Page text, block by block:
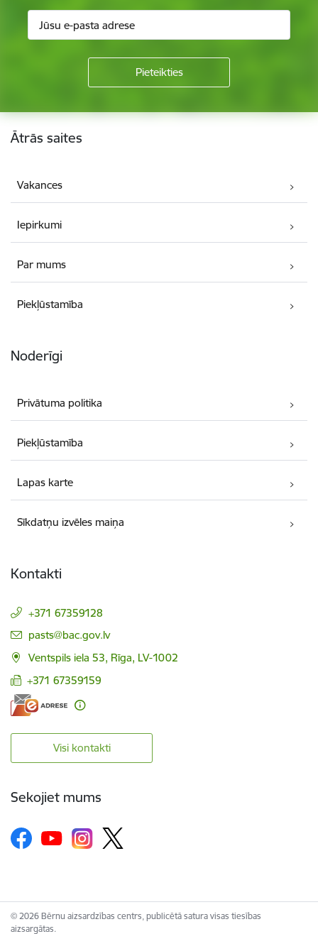
Kājene
Ātrās saites
Vakances
Iepirkumi
Par mums
Piekļūstamība
Noderīgi
Privātuma politika
Piekļūstamība
Lapas karte
Sīkdatņu izvēles maiņa
Kontakti
+371 67359128
E-pasts:
pasts@bac.gov.lv
Ventspils iela 53, Rīga, LV-1002
+371 67359159
Visi kontakti
Sekojiet mums
© 2026 Bērnu aizsardzības centrs, publicētā satura visas tiesības
aizsargātas.